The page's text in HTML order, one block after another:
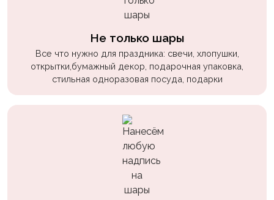
Не только шары
Все что нужно для праздника: свечи, хлопушки,
открытки,бумажный декор, подарочная упаковка,
стильная одноразовая посуда, подарки
Мальчикам